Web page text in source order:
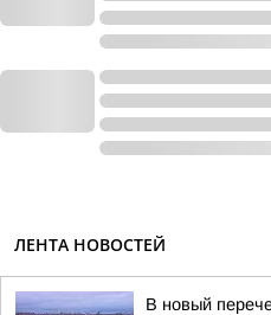
ЛЕНТА НОВОСТЕЙ
В новый